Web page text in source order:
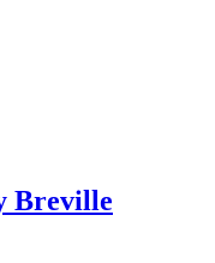
Breville